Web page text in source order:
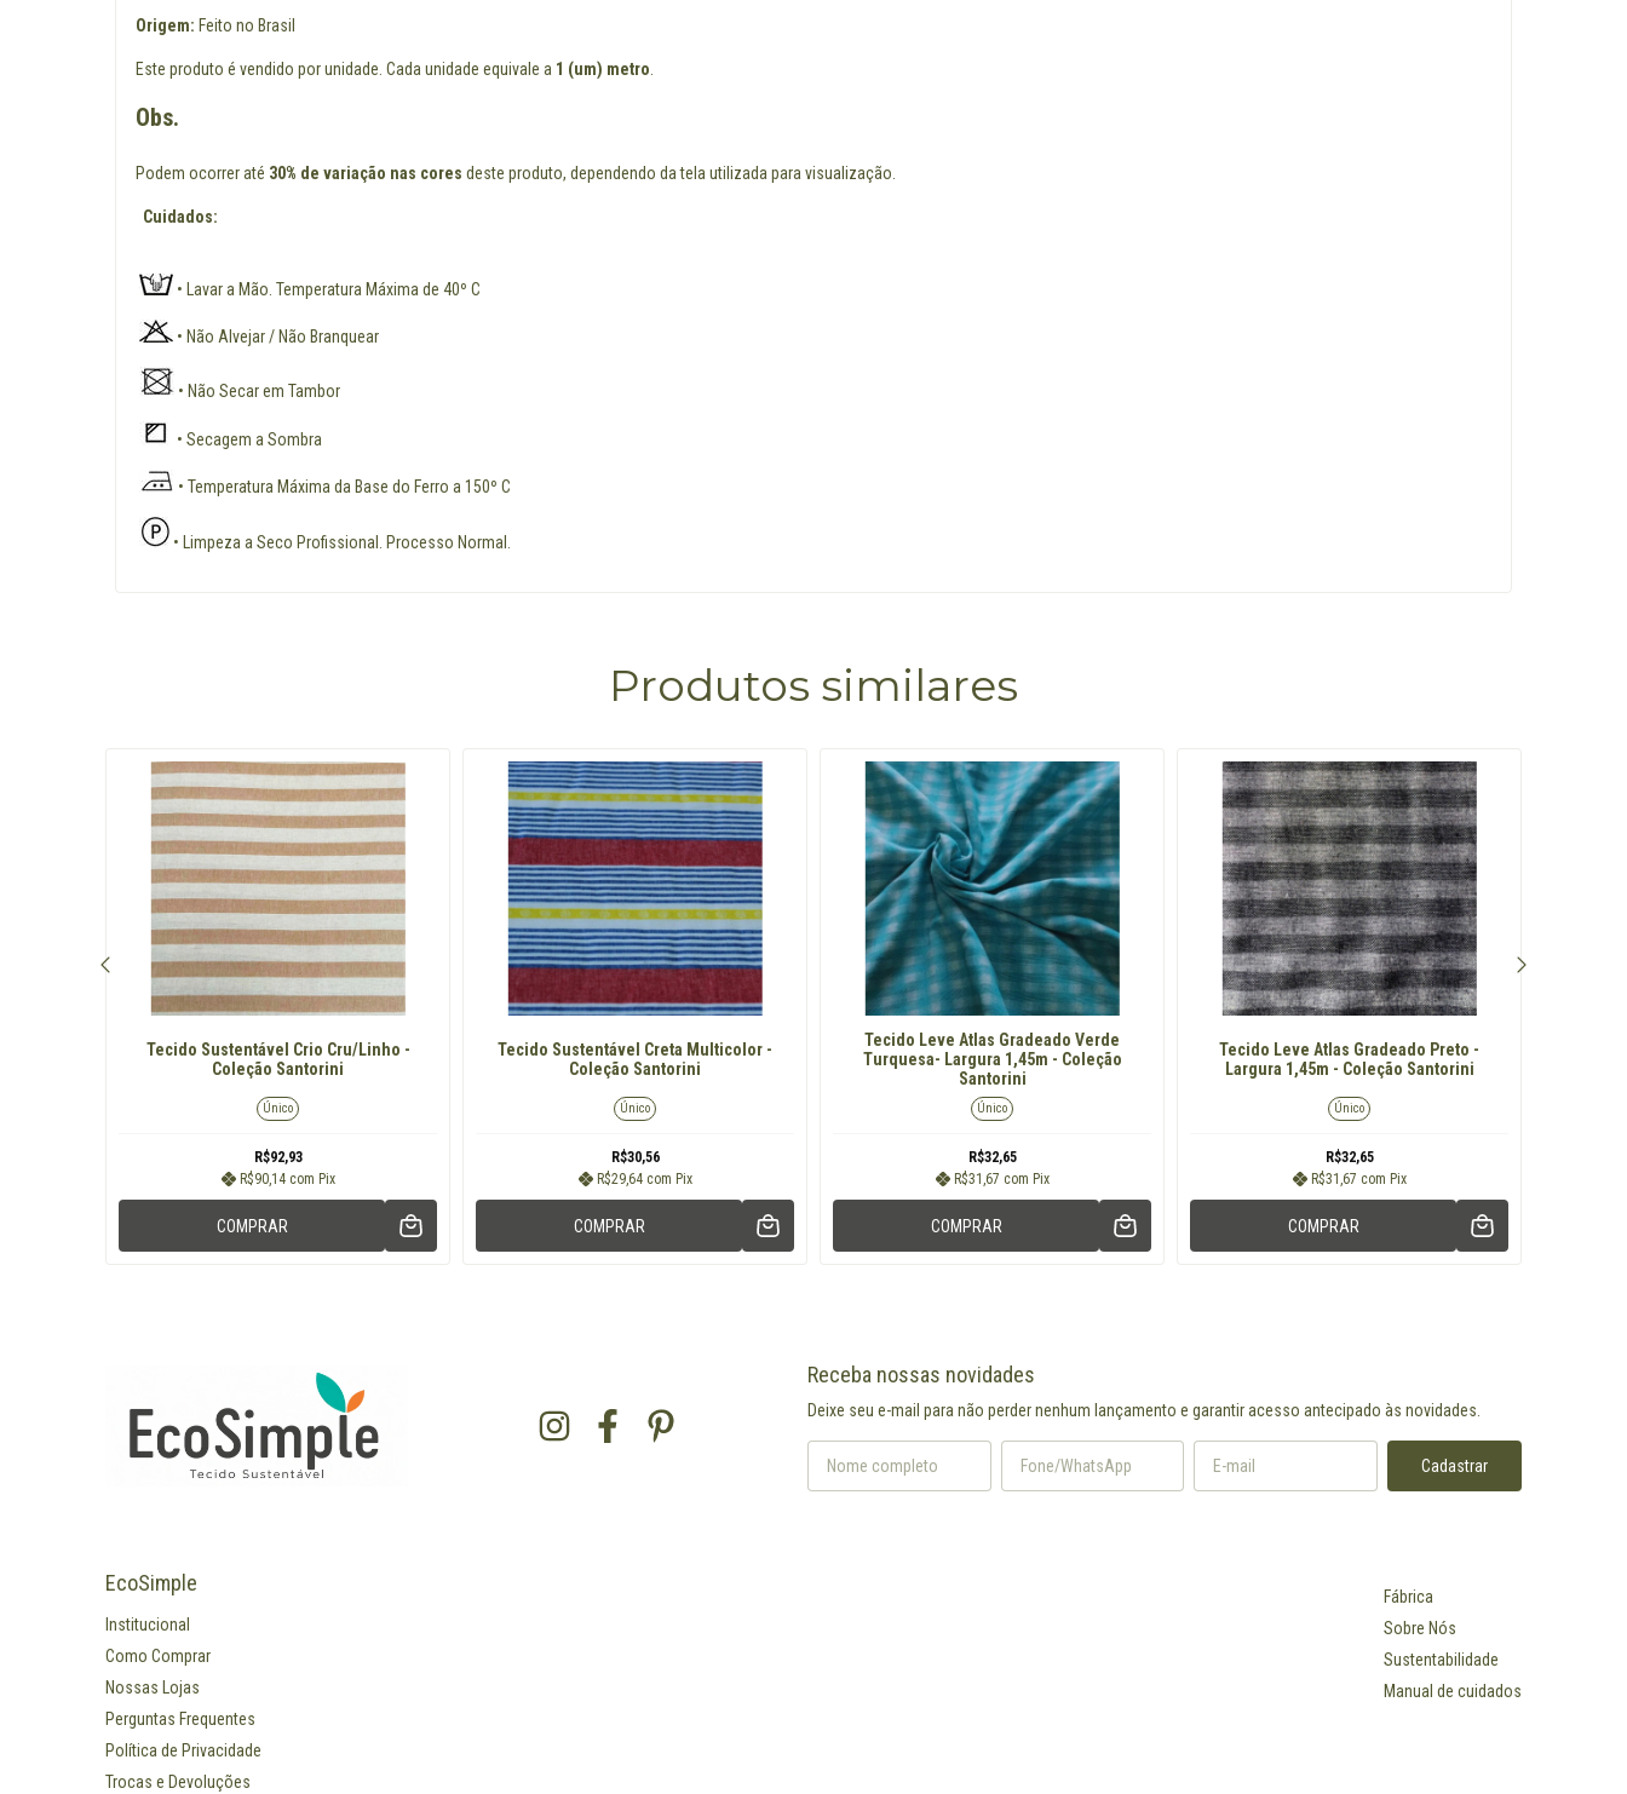
Origem: Feito no Brasil
Este produto é vendido por unidade. Cada unidade equivale a 1 (um) metro
Obs.
Podem ocorrer até 30% de variação nas cores deste produto, dependendo da tela utilizada para visualização.
Cuidados:
• Lavar a Mão. Temperatura Máxima de 40º C
• Não Alvejar / Não Branquear
• Não Secar em Tambor
• Secagem a Sombra
• Temperatura Máxima da Base do Ferro a 150º C
• Limpeza a Seco Profissional. Processo Normal.
Produtos similares
Tecido Sustentável Crio Cru/Linho -
Coleção Santorini
Único
R$92,93
R$90,14 com Pix
COMPRAR
Tecido Sustentável Creta Multicolor -
Coleção Santorini
Único
R$30,56
R$29,64 com Pix
COMPRAR
Tecido Leve Atlas Gradeado Verde
Turquesa- Largura 1,45m - Coleção
Santorini
Único
R$32,65
R$31,67 com Pix
COMPRAR
Tecido Leve Atlas Gradeado Preto -
Largura 1,45m - Coleção Santorini
Único
R$32,65
R$31,67 com Pix
COMPRAR
Receba nossas novidades
Deixe seu e-mail para não perder nenhum lançamento e garantir acesso antecipado às novidades.
EcoSimple
Institucional
Como Comprar
Nossas Lojas
Perguntas Frequentes
Política de Privacidade
Trocas e Devoluções
Fábrica
Sobre Nós
Sustentabilidade
Manual de cuidados